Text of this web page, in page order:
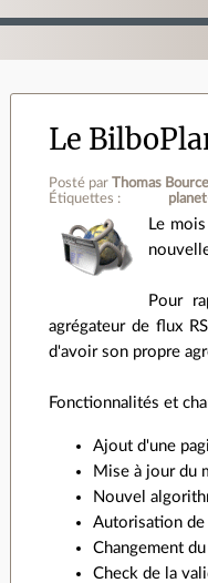
Le
Posté par Thomas
Étiquettes :
Le
Pour
agrégateur de flux
d'avoir son propre
Fonctionnalités et
Ajout d'une
Mise à jour du
Nouvel
Autorisation de
Changement
Check de la